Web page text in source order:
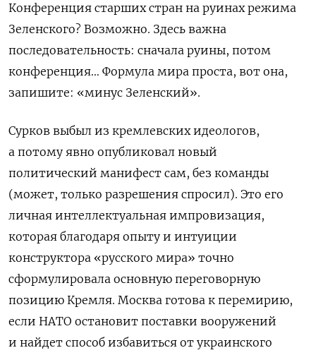
Конференция старших стран на руинах режима
Зеленского? Возможно. Здесь важна
последовательность: сначала руины, потом
конференция… Формула мира проста, вот она,
запишите: «минус Зеленский».
Сурков выбыл из кремлевских идеологов,
а потому явно опубликовал новый
политический манифест сам, без команды
(может, только разрешения спросил). Это его
личная интеллектуальная импровизация,
которая благодаря опыту и интуиции
конструктора «русского мира» точно
сформулировала основную переговорную
позицию Кремля. Москва готова к перемирию,
если НАТО остановит поставки вооружений
и найдет способ избавиться от украинского